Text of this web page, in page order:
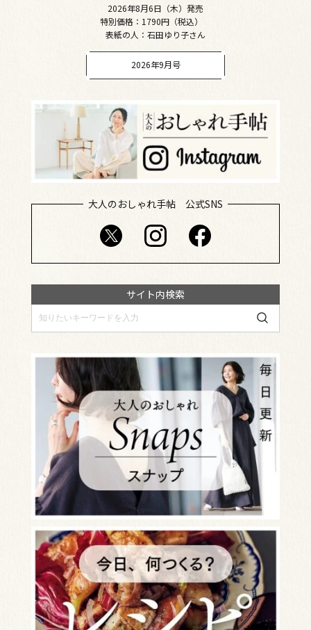
2026年8月6日（木）発売
特別価格：1790円（税込）
表紙の人：石田ゆり子さん
2026年9月号
大人のおしゃれ手帖 公式SNS
サイト内検索